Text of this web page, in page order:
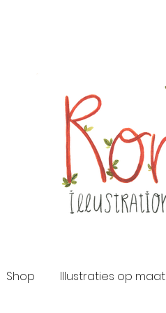
Shop Illustraties op maat